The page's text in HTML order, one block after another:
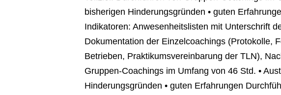
bisherigen Hinderungsgründen • guten
Indikatoren: Anwesenheitslisten mit Unterschrift
Dokumentation der Einzelcoachings (Protokolle,
Betrieben, Praktikumsvereinbarung der TLN),
Gruppen-Coachings im Umfang von 46 Std. •
Hinderungsgründen • guten Erfahrungen